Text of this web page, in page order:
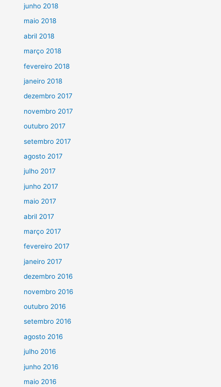
junho 2018
maio 2018
abril 2018
março 2018
fevereiro 2018
janeiro 2018
dezembro 2017
novembro 2017
outubro 2017
setembro 2017
agosto 2017
julho 2017
junho 2017
maio 2017
abril 2017
março 2017
fevereiro 2017
janeiro 2017
dezembro 2016
novembro 2016
outubro 2016
setembro 2016
agosto 2016
julho 2016
junho 2016
maio 2016